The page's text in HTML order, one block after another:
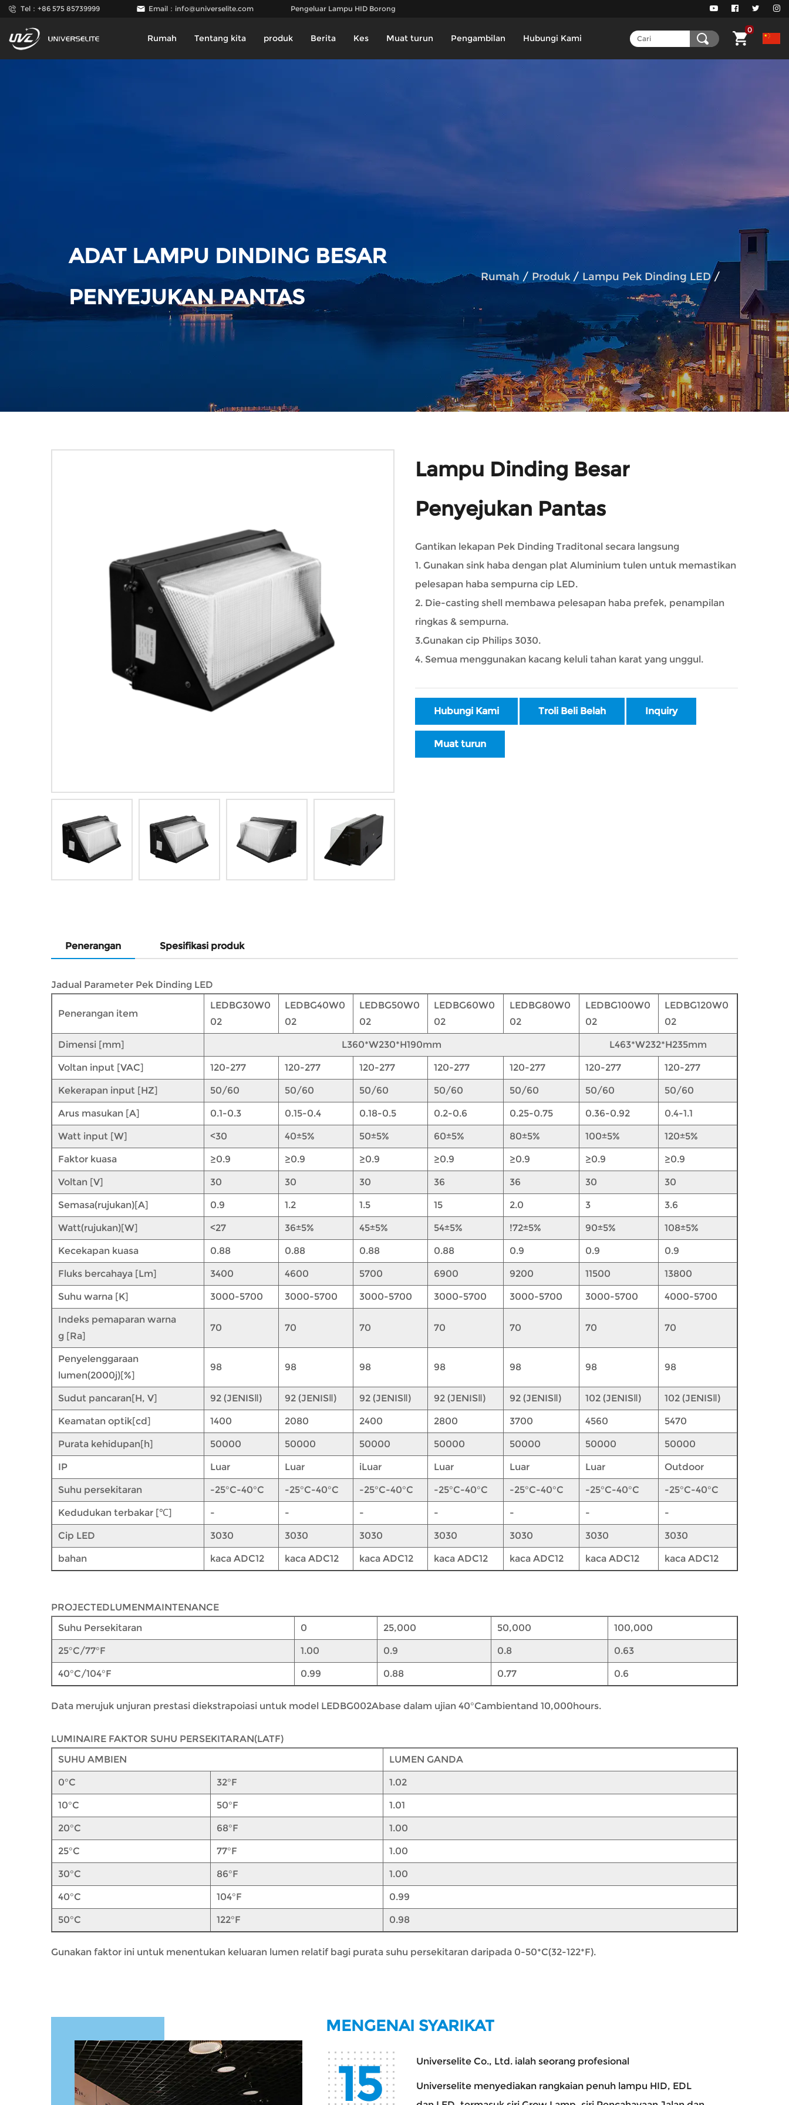
Tel：+86 575 85739999 Email： info@universelite.com Pengeluar Lampu HID Borong
Rumah Tentang kita produk Berita Kes Muat turun Pengambilan Hubungi Kami
0
ADAT LAMPU DINDING BESAR
PENYEJUKAN PANTAS
Rumah / Produk / Lampu Pek Dinding LED/
Lampu Dinding Besar
Penyejukan Pantas
Gantikan lekapan Pek Dinding Traditonal secara langsung
1. Gunakan sink haba dengan plat Aluminium tulen untuk memastikan
pelesapan haba sempurna cip LED.
2. Die-casting shell membawa pelesapan haba prefek, penampilan
ringkas & sempurna.
3.Gunakan cip Philips 3030.
4. Semua menggunakan kacang keluli tahan karat yang unggul.
Hubungi Kami Troli Beli Belah Inquiry
Muat turun
Penerangan Spesifikasi produk
Jadual Parameter Pek Dinding LED
Penerangan item
LEDBG30W0
02
LEDBG40W0
02
LEDBG50W0
02
LEDBG60W0
02
LEDBG80W0
02
LEDBG100W0
02
LEDBG120W0
02
Dimensi [mm] L360*W230*H190mm L463*W232*H235mm
Voltan input [VAC] 120-277 120-277 120-277 120-277 120-277 120-277 120-277
Kekerapan input [HZ] 50/60 50/60 50/60 50/60 50/60 50/60 50/60
Arus masukan [A] 0.1-0.3 0.15-0.4 0.18-0.5 0.2-0.6 0.25-0.75 0.36-0.92 0.4-1.1
Watt input [W] <30 40±5% 50±5% 60±5% 80±5% 100±5% 120±5%
Faktor kuasa ≥0.9 ≥0.9 ≥0.9 ≥0.9 ≥0.9 ≥0.9 ≥0.9
Voltan [V] 30 30 30 36 36 30 30
Semasa(rujukan)[A] 0.9 1.2 1.5 15 2.0 3 3.6
Watt(rujukan)[W] <27 36±5% 45±5% 54±5% !72±5% 90±5% 108±5%
Kecekapan kuasa 0.88 0.88 0.88 0.88 0.9 0.9 0.9
Fluks bercahaya [Lm] 3400 4600 5700 6900 9200 11500 13800
Suhu warna [K] 3000-5700 3000-5700 3000-5700 3000-5700 3000-5700 3000-5700 4000-5700
Indeks pemaparan warna
g [Ra]
70 70 70 70 70 70 70
Penyelenggaraan
lumen(2000j)[%]
98 98 98 98 98 98 98
Sudut pancaran[H, V] 92 (JENISⅡ) 92 (JENISⅡ) 92 (JENISⅡ) 92 (JENISⅡ) 92 (JENISⅡ) 102 (JENISⅡ) 102 (JENISⅡ)
Keamatan optik[cd] 1400 2080 2400 2800 3700 4560 5470
Purata kehidupan[h] 50000 50000 50000 50000 50000 50000 50000
IP Luar Luar iLuar Luar Luar Luar Outdoor
Suhu persekitaran -25°C-40°C -25°C-40°C -25°C-40°C -25°C-40°C -25°C-40°C -25°C-40°C -25°C-40°C
Kedudukan terbakar [℃] - - - - - - -
Cip LED 3030 3030 3030 3030 3030 3030 3030
bahan kaca ADC12 kaca ADC12 kaca ADC12 kaca ADC12 kaca ADC12 kaca ADC12 kaca ADC12
PROJECTEDLUMENMAINTENANCE
Suhu Persekitaran
0 25,000 50,000 100,000
25°C/77°F 1.00 0.9 0.8 0.63
40°C/104°F 0.99 0.88 0.77 0.6
Data merujuk unjuran prestasi diekstrapoiasi untuk model LEDBG002Abase dalam ujian 40°Cambientand 10,000hours.
LUMINAIRE FAKTOR SUHU PERSEKITARAN(LATF)
SUHU AMBIEN
LUMEN GANDA
0°C 32°F 1.02
10°C 50°F 1.01
20°C 68°F 1.00
25°C 77°F 1.00
30°C 86°F 1.00
40°C 104°F 0.99
50°C 122°F 0.98
Gunakan faktor ini untuk menentukan keluaran lumen relatif bagi purata suhu persekitaran daripada 0-50*C(32-122*F).
MENGENAI SYARIKAT
15 Universelite Co., Ltd. ialah seorang profesional
Universelite menyediakan rangkaian penuh lampu HID, EDL